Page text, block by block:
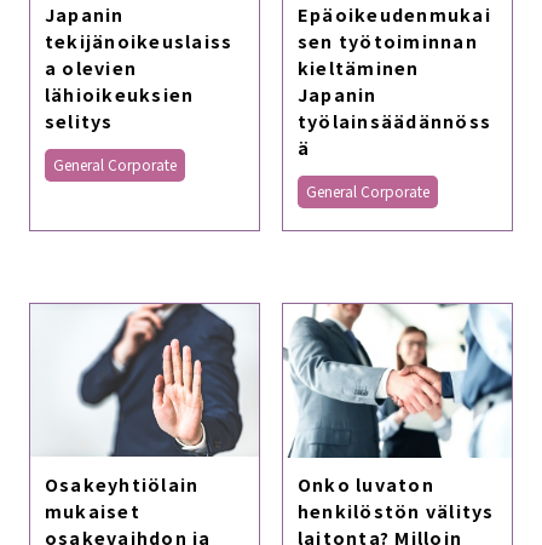
Japanin
tekijänoikeuslaiss
a olevien
lähioikeuksien
selitys
General Corporate
Epäoikeudenmukai
sen työtoiminnan
kieltäminen
Japanin
työlainsäädännöss
ä
General Corporate
Osakeyhtiölain
mukaiset
osakevaihdon ja
Onko luvaton
henkilöstön välitys
laitonta? Milloin